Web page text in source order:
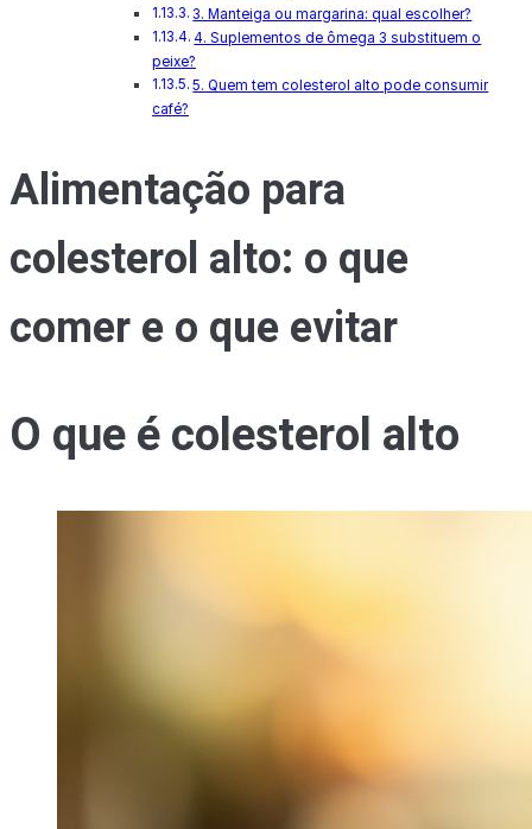
3. Manteiga ou margarina: qual escolher?
4. Suplementos de ômega 3 substituem o
peixe?
5. Quem tem colesterol alto pode consumir
café?
Alimentação para
colesterol alto: o que
comer e o que evitar
O que é colesterol alto